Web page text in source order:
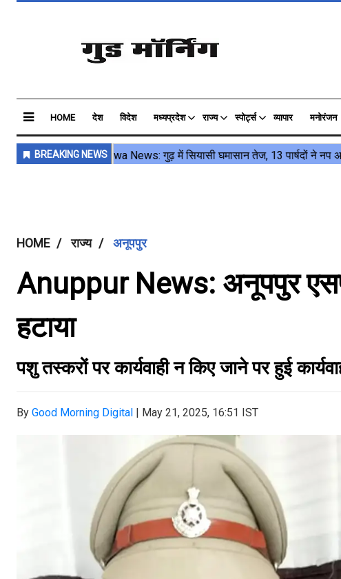
HOME देश विदेश मध्यप्रदेश राज्य स्पोर्ट्स व्यापार मनोरंजन
HOME राज्य अनूपपुर
Anuppur News: अनूपपुर
हटाया
पशु तस्करों पर कार्यवाही न किए जाने पर हुई
By Good Morning Digital | May 21, 2025, 16:51 IST